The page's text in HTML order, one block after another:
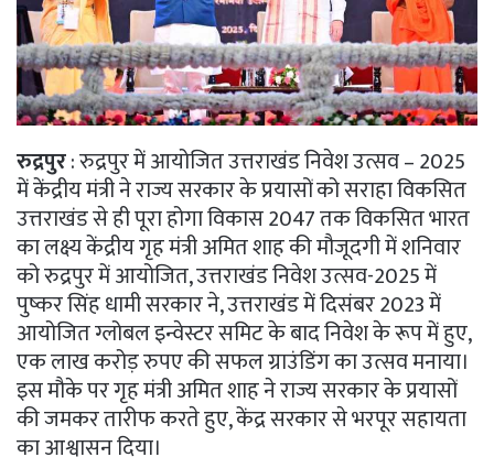
रुद्रपुर: रुद्रपुर में आयोजित उत्तराखंड निवेश उत्सव – 2025
में केंद्रीय मंत्री ने राज्य सरकार के प्रयासों को सराहा विकसित
उत्तराखंड से ही पूरा होगा विकास 2047 तक विकसित भारत
का लक्ष्य केंद्रीय गृह मंत्री अमित शाह की मौजूदगी में शनिवार
को रुद्रपुर में आयोजित, उत्तराखंड निवेश उत्सव-2025 में
पुष्कर सिंह धामी सरकार ने, उत्तराखंड में दिसंबर 2023 में
आयोजित ग्लोबल इन्वेस्टर समिट के बाद निवेश के रूप में हुए,
एक लाख करोड़ रुपए की सफल ग्राउंडिंग का उत्सव मनाया।
इस मौके पर गृह मंत्री अमित शाह ने राज्य सरकार के प्रयासों
की जमकर तारीफ करते हुए, केंद्र सरकार से भरपूर सहायता
का आश्वासन दिया।